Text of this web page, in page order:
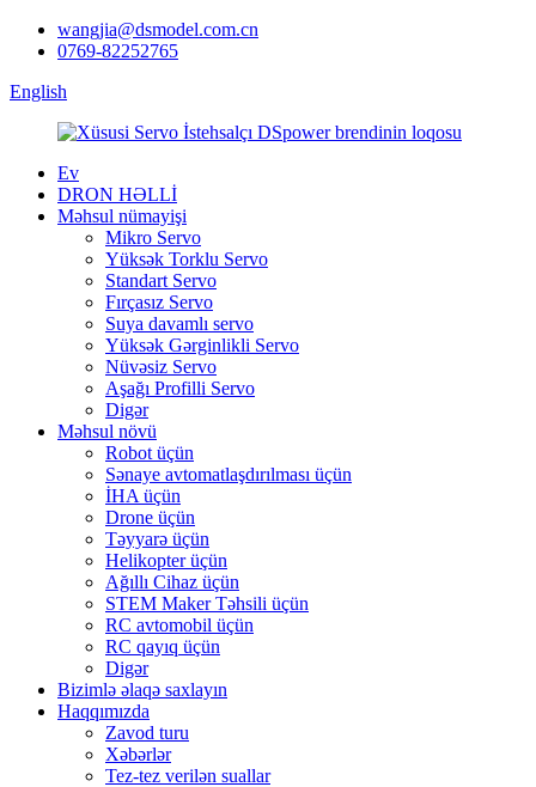
wangjia@dsmodel.com.cn
0769-82252765
English
Ev
DRON HƏLLİ
Məhsul nümayişi
Mikro Servo
Yüksək Torklu Servo
Standart Servo
Fırçasız Servo
Suya davamlı servo
Yüksək Gərginlikli Servo
Nüvəsiz Servo
Aşağı Profilli Servo
Digər
Məhsul növü
Robot üçün
Sənaye avtomatlaşdırılması üçün
İHA üçün
Drone üçün
Təyyarə üçün
Helikopter üçün
Ağıllı Cihaz üçün
STEM Maker Təhsili üçün
RC avtomobil üçün
RC qayıq üçün
Digər
Bizimlə əlaqə saxlayın
Haqqımızda
Zavod turu
Xəbərlər
Tez-tez verilən suallar